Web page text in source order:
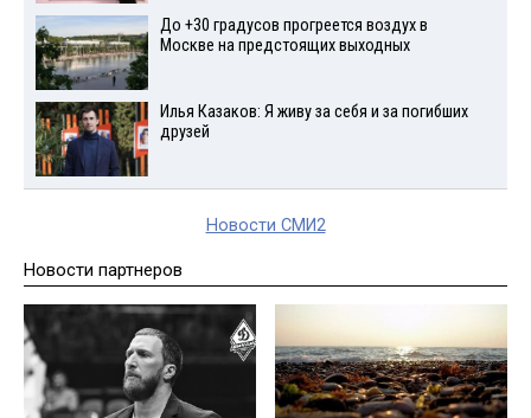
До +30 градусов прогреется воздух в
Москве на предстоящих выходных
Илья Казаков: Я живу за себя и за погибших
друзей
Новости СМИ2
Новости партнеров